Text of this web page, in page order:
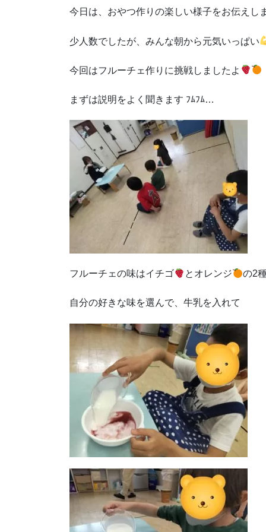
今日は、おやつ作りの楽しい様子をお伝えし
少人数でしたが、みんな朝から元気いっぱい
今回はフルーチェ作りに挑戦しましたよ
まずは説明をよく聞きます ﾌﾑﾌﾑ…
フルーチェの味はイチゴ とオレンジ の2
自分の好きな味を選んで、牛乳を入れて